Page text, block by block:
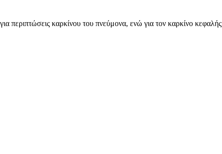
περιπτώσεις καρκίνου του πνεύμονα, ενώ για τον καρκίνο κεφαλής